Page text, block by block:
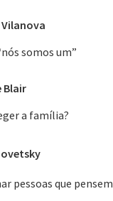
somos um”
Blair
a família?
pessoas que pensem